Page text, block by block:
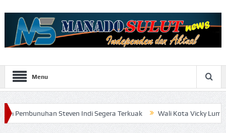
Menu
Steven Indi Segera Terkuak Wali Kota Vicky Lumentut